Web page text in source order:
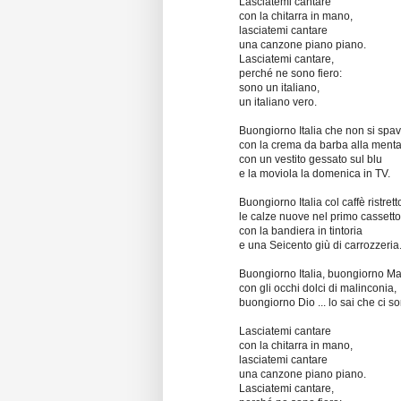
con la chitarra in mano,
lasciatemi cantare
una canzone piano piano.
Lasciatemi cantare,
perché ne sono fiero:
sono un italiano,
un italiano vero.
Buongiorno Italia che non si
con la crema da barba alla
con un vestito gessato sul blu
e la moviola la domenica in TV.
Buongiorno Italia col caffè
le calze nuove nel primo
con la bandiera in tintoria
e una Seicento giù di carrozzeria.
Buongiorno Italia, buongiorno
con gli occhi dolci di malinconia,
buongiorno Dio ... lo sai che ci
Lasciatemi cantare
con la chitarra in mano,
lasciatemi cantare
una canzone piano piano.
Lasciatemi cantare,